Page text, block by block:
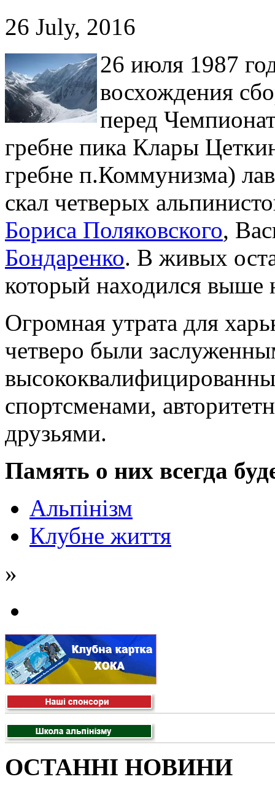
26 July, 2016
26 июля 1987
восхождения
перед
гребне пика Клары
гребне п.Коммунизма)
скал четверых
Бориса Поляковского,
Бондаренко. В живых
который находился выше
Огромная утрата для
четверо были
спортсменами,
друзьями.
Память о них всегда
Альпінізм
Клубне життя
»
ОСТАННІ НОВИНИ